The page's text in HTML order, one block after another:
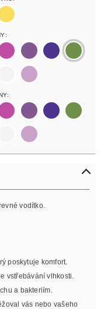
gold
lightpurplepurpur purple olive
white lilac
lightpurplepurpur purple olive
white lilac
vodítko.
poskytuje komfort.
vstřebávání vlhkosti.
a bakteriím.
vás nebo vašeho